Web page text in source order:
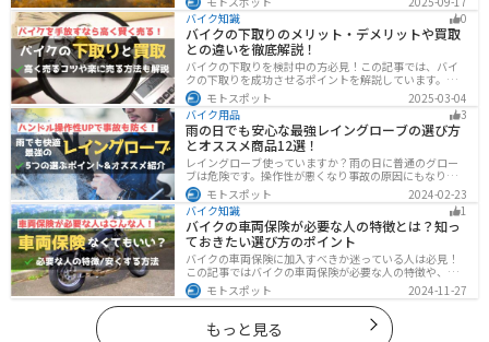
えつつ、おすすめのロッドケース・ロッドホルダー・コ
ンパクトロッドも紹介。ツーリング途中に気軽に釣りを
楽しみたい方にも最適な情報が満載
バイク知識
0
バイクの下取りのメリット・デメリットや買取
との違いを徹底解説！
バイクの下取りを検討中の方必見！この記事では、バイ
クの下取りを成功させるポイントを解説しています。実
は、下取りは現金化の手間を省き、乗り換え当日までバ
イクに乗れる一方で、査定額が低くなる場合も多いため
注意が必要です。この記事を読めば、よい条件で下取り
を進めるコツがわかります。
モトスポット
2025-03-04
バイク用品
3
雨の日でも安心な最強レイングローブの選び方
とオススメ商品12選！
レイングローブ使っていますか？雨の日に普通のグロー
ブは危険です。操作性が悪くなり事故の原因にもなりま
す。安全と快適に運転するためにもしっかりとしたレイ
ングローブを準備しておきましょう。この記事ではレイ
ングローブの選び方とオススメを紹介します。
モトスポット
2024-02-23
バイク知識
1
バイクの車両保険が必要な人の特徴とは？知っ
ておきたい選び方のポイント
バイクの車両保険に加入すべきか迷っている人は必見！
この記事ではバイクの車両保険が必要な人の特徴や、車
両保険の選び方を解説します。実は、価値の高いバイク
は修理費用が高額になる場合が多いです。この記事を読
めば車両保険の正しい選び方がわかります。
モトスポット 2024-11-27
もっと見る